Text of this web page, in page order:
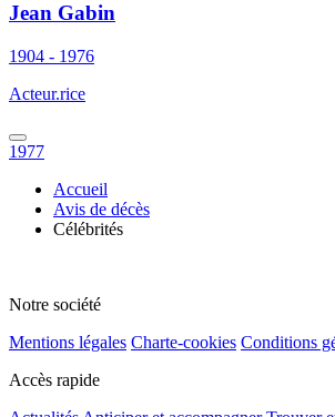
Jean Gabin
1904 - 1976
Acteur.rice
1977
Accueil
Avis de décès
Célébrités
Notre société
Mentions légales Charte-cookies Conditions
Accès rapide